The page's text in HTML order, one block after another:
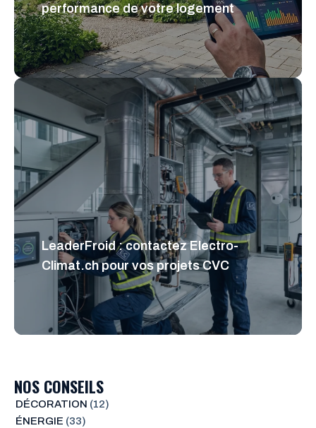
performance de votre logement
LeaderFroid : contactez Electro-
Climat.ch pour vos projets CVC
NOS CONSEILS
DÉCORATION (12)
ÉNERGIE (33)